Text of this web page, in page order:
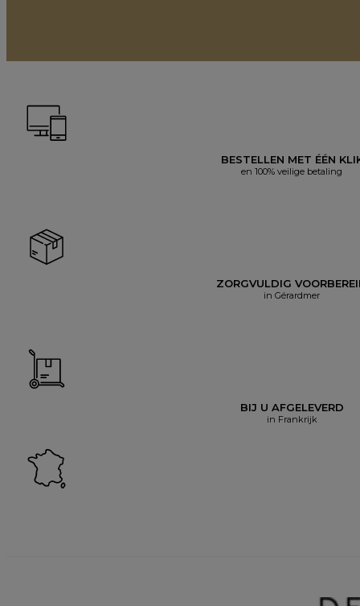
BESTELLEN MET ÉÉN
en 100% veilige betaling
ZORGVULDIG
in Gérardmer
BIJ U AFGELEVERD
in Frankrijk